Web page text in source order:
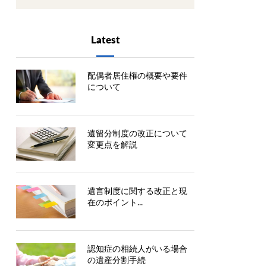
Latest
配偶者居住権の概要や要件
について
遺留分制度の改正について
変更点を解説
遺言制度に関する改正と現
在のポイント...
認知症の相続人がいる場合
の遺産分割手続